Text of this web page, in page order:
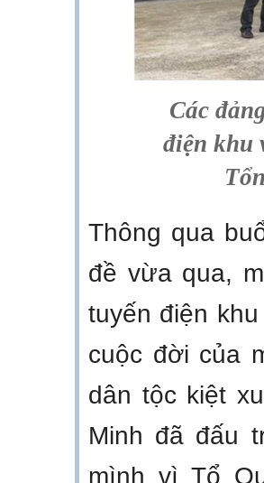
Các
điện khu
Thông qua
đề vừa qua,
tuyến điện
cuộc đời của
dân tộc kiệt
Minh đã đấu
mình vì Tổ